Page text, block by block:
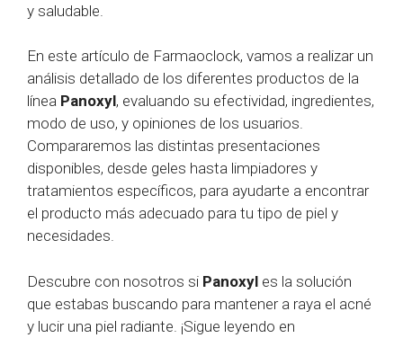
y saludable.
En este artículo de Farmaoclock, vamos a realizar un
análisis detallado de los diferentes productos de la
línea Panoxyl, evaluando su efectividad, ingredientes,
modo de uso, y opiniones de los usuarios.
Compararemos las distintas presentaciones
disponibles, desde geles hasta limpiadores y
tratamientos específicos, para ayudarte a encontrar
el producto más adecuado para tu tipo de piel y
necesidades.
Descubre con nosotros si Panoxyl es la solución
que estabas buscando para mantener a raya el acné
y lucir una piel radiante. ¡Sigue leyendo en